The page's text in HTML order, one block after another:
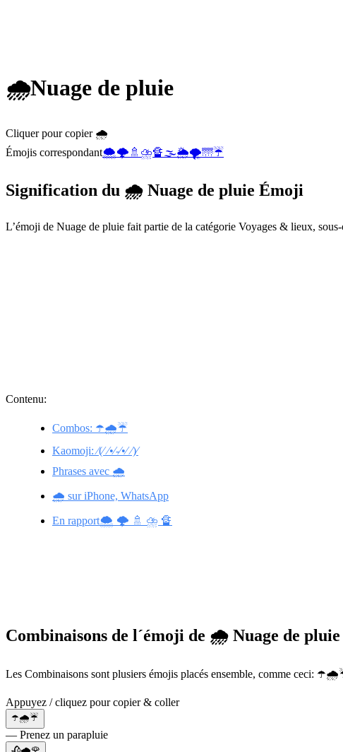
🌧️Nuage de pluie
Cliquer pour copier 🌧️
Émojis correspondant🌨️🌩️ 🚿 ⛈️🔏 🌫️🌦️🌪️🌁☔
Signification du 🌧️ Nuage de pluie Émoji
L’émoji de Nuage de pluie fait partie de la catégorie Voyages & lieux,
Contenu:
Combos: ☂️🌧️☔
Kaomoji: ⁄(⁄ ⁄•⁄-⁄•⁄ ⁄)⁄
Phrases avec 🌧️
🌧️ sur iPhone, WhatsApp
En rapport🌨️ 🌩️ 🚿 ⛈️ 🔏
Combinaisons de l´émoji de 🌧️ Nuage de pluie
Les Combinaisons sont plusiers émojis placés ensemble, comme ceci:
Appuyez / cliquez pour copier & coller
☂️🌧️☔
— Prenez un parapluie
🥀🌧️🌹